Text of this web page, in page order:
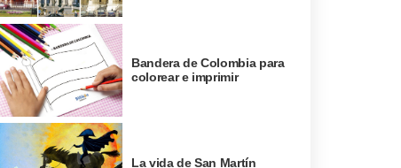
Bandera de Colombia para
colorear e imprimir
La vida de San Martín